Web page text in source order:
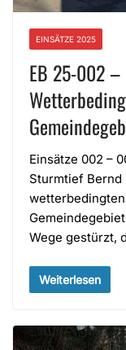
EINSÄTZE 2025
EB 25-002
Einsätze 002 –
Sturmtief Bernd
Wege gestürzt,
Weiterlesen